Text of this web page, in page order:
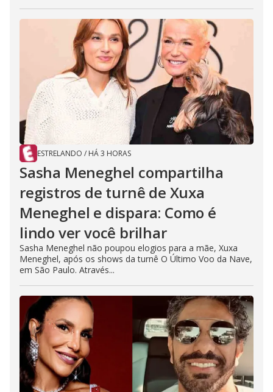
ESTRELANDO / HÁ 3 HORAS
Sasha Meneghel compartilha
registros de turnê de Xuxa
Meneghel e dispara: Como é
lindo ver você brilhar
Sasha Meneghel não poupou elogios para a mãe, Xuxa
Meneghel, após os shows da turnê O Último Voo da Nave,
em São Paulo. Através...